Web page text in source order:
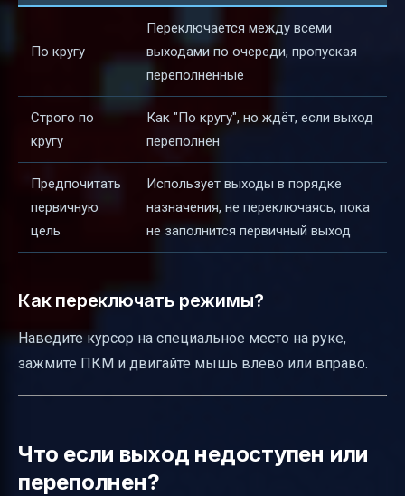
По кругу
Переключается между всеми
выходами по очереди, пропуская
переполненные
Строго по
кругу
Как "По кругу", но ждёт, если выход
переполнен
Предпочитать
первичную
цель
Использует выходы в порядке
назначения, не переключаясь, пока
не заполнится первичный выход
Как переключать режимы?
Наведите курсор на специальное место на руке,
зажмите ПКМ и двигайте мышь влево или вправо.
Что если выход недоступен или
переполнен?